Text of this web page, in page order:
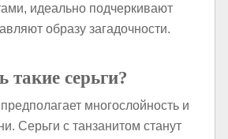
идеально подчеркивают
образу загадочности.
такие серьги?
многослойность и
Серьги с танзанитом станут